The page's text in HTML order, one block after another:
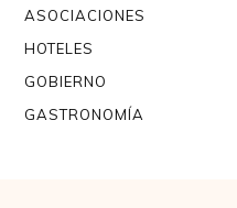
ASOCIACIONES
HOTELES
GOBIERNO
GASTRONOMÍA